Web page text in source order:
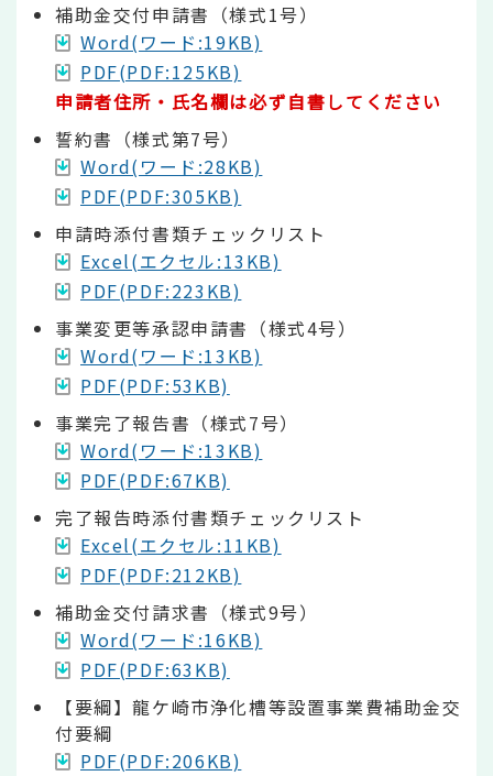
補助金交付申請書（様式1号）
Word(ワード:19KB)
PDF(PDF:125KB)
申請者住所・氏名欄は必ず自書してください
誓約書（様式第7号）
Word(ワード:28KB)
PDF(PDF:305KB)
申請時添付書類チェックリスト
Excel(エクセル:13KB)
PDF(PDF:223KB)
事業変更等承認申請書（様式4号）
Word(ワード:13KB)
PDF(PDF:53KB)
事業完了報告書（様式7号）
Word(ワード:13KB)
PDF(PDF:67KB)
完了報告時添付書類チェックリスト
Excel(エクセル:11KB)
PDF(PDF:212KB)
補助金交付請求書（様式9号）
Word(ワード:16KB)
PDF(PDF:63KB)
【要綱】龍ケ崎市浄化槽等設置事業費補助金交
付要綱
PDF(PDF:206KB)